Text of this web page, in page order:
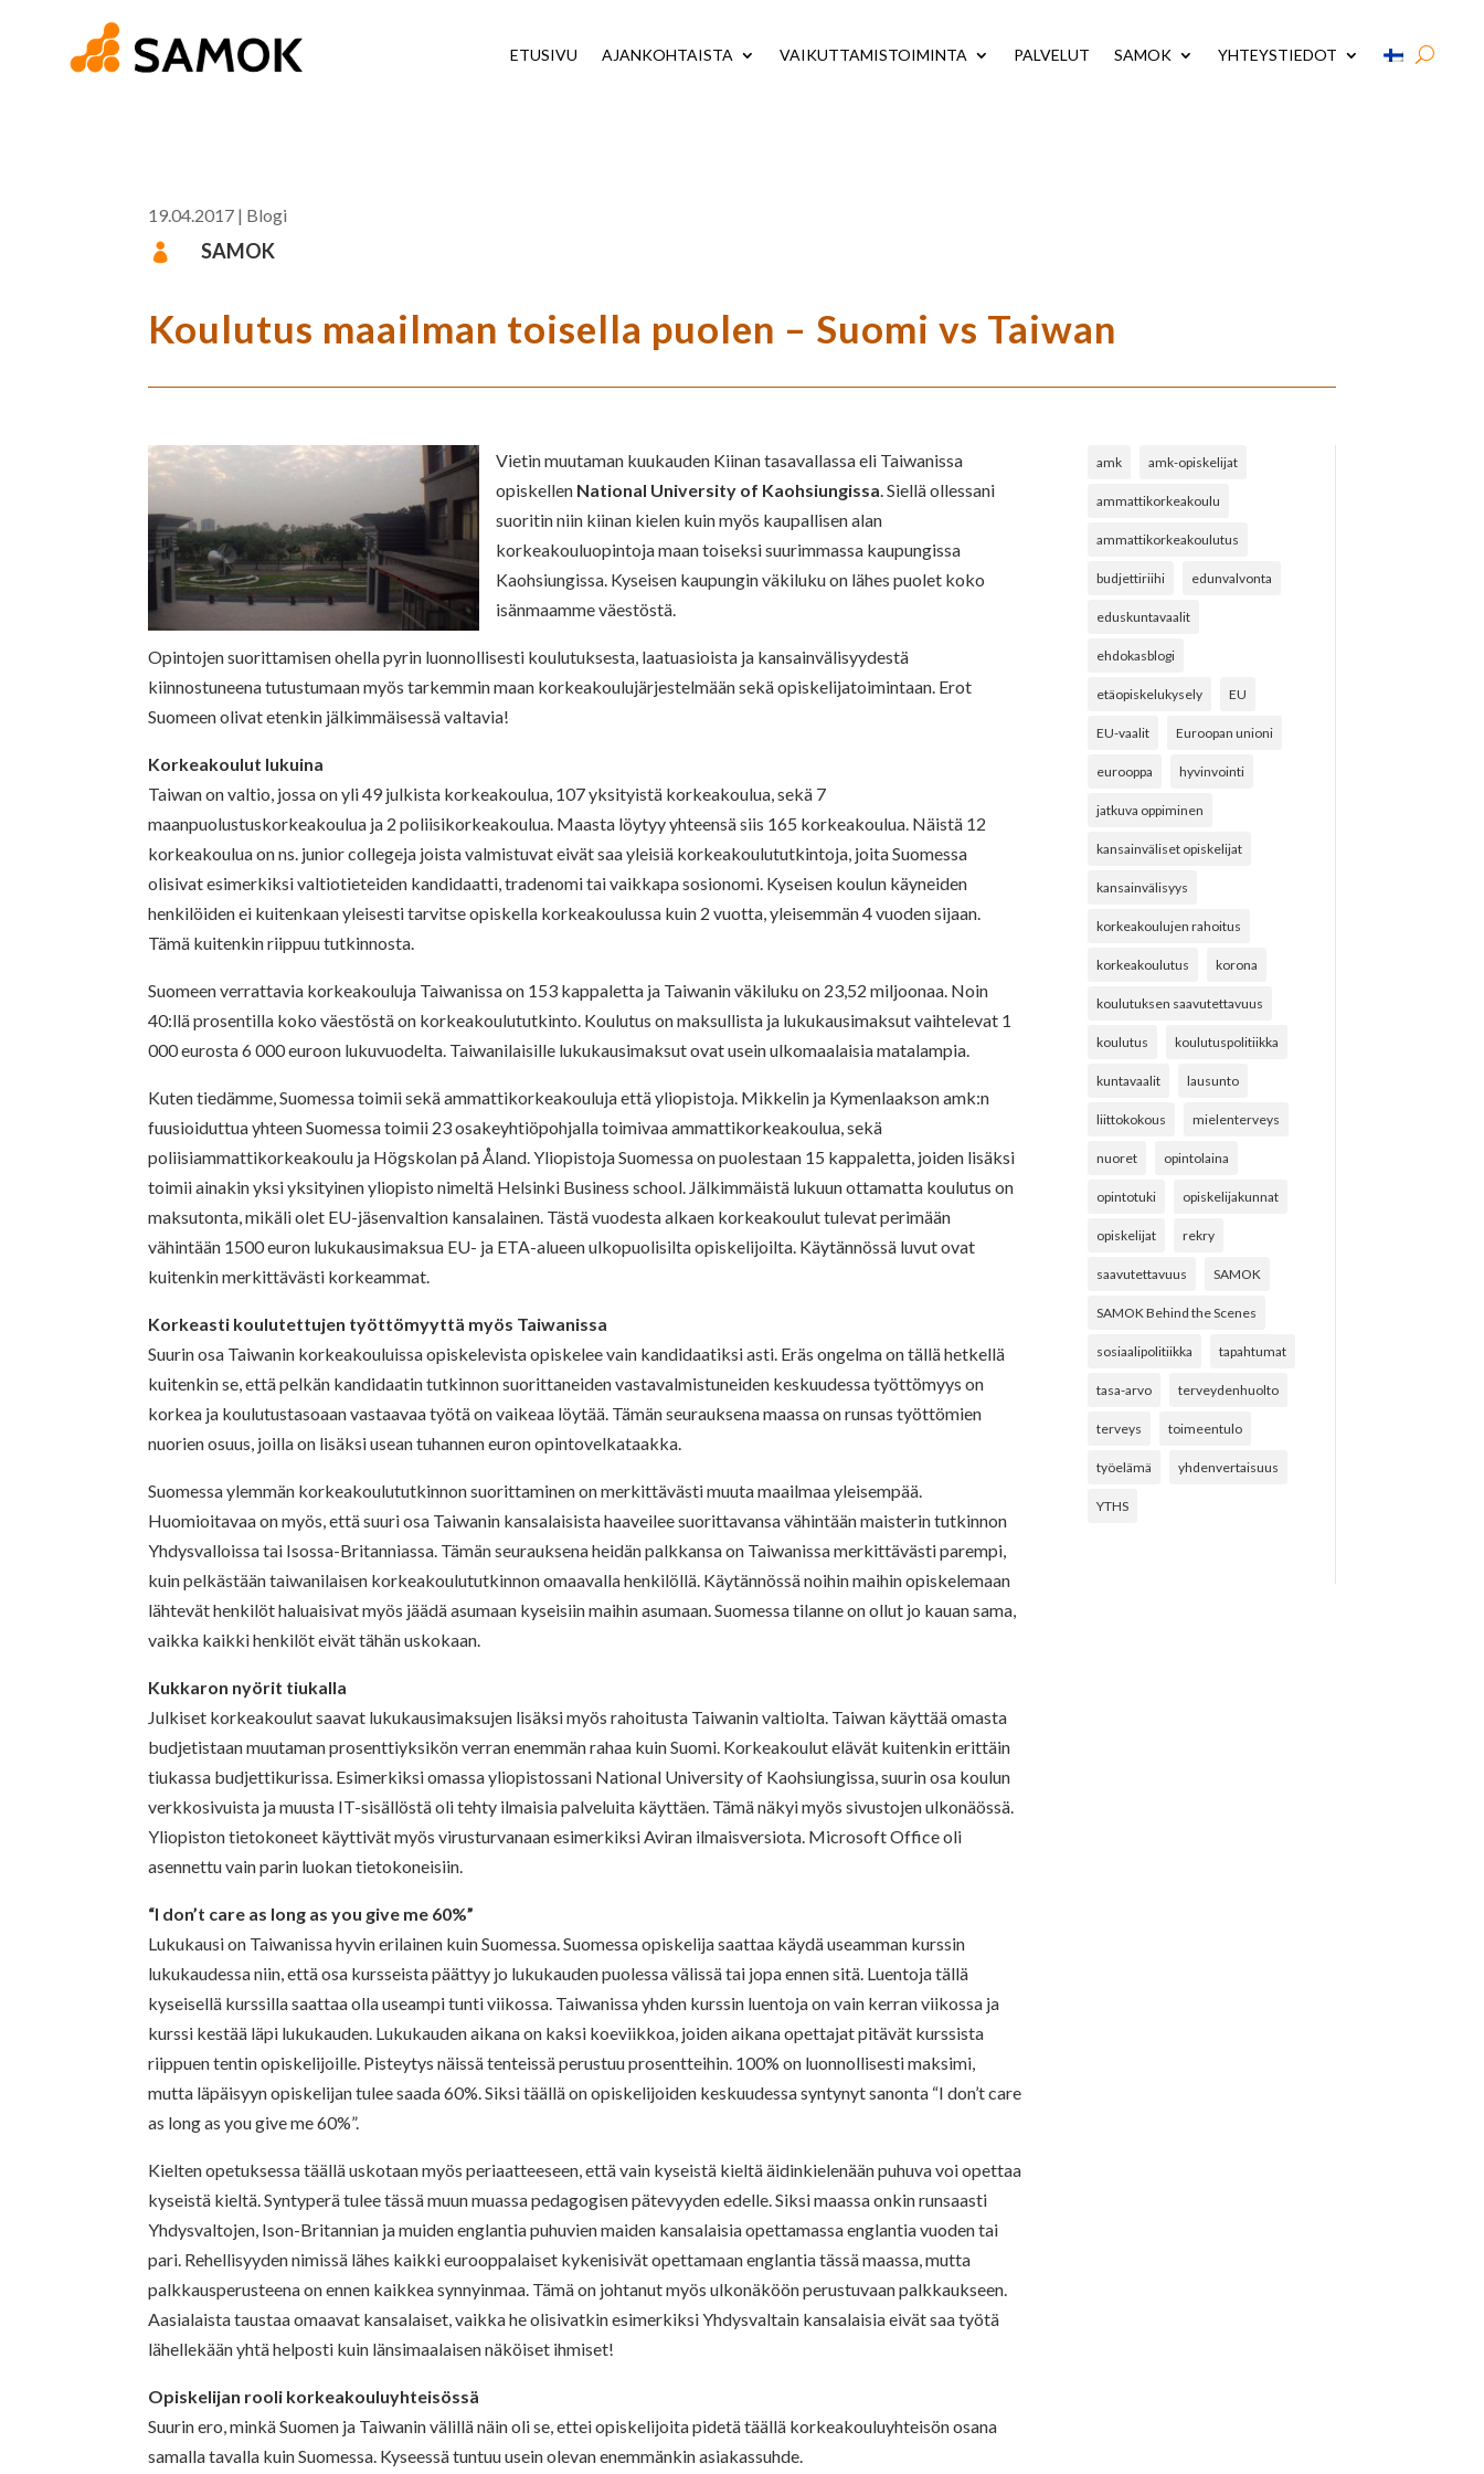
ETUSIVU AJANKOHTAISTA VAIKUTTAMISTOIMINTA PALVELUT SAMOK YHTEYSTIEDOT
19.04.2017 | Blogi
 SAMOK
Koulutus maailman toisella puolen – Suomi vs Taiwan
Vietin muutaman kuukauden Kiinan tasavallassa eli Taiwanissa
opiskellen National University of Kaohsiungissa . Siellä ollessani
suoritin niin kiinan kielen kuin myös kaupallisen alan
korkeakouluopintoja maan toiseksi suurimmassa kaupungissa
Kaohsiungissa. Kyseisen kaupungin väkiluku on lähes puolet koko
isänmaamme väestöstä.
Opintojen suorittamisen ohella pyrin luonnollisesti koulutuksesta, laatuasioista ja kansainvälisyydestä
kiinnostuneena tutustumaan myös tarkemmin maan korkeakoulujärjestelmään sekä opiskelijatoimintaan. Erot
Suomeen olivat etenkin jälkimmäisessä valtavia!
Korkeakoulut lukuina
Taiwan on valtio, jossa on yli 49 julkista korkeakoulua, 107 yksityistä korkeakoulua, sekä 7
maanpuolustuskorkeakoulua ja 2 poliisikorkeakoulua. Maasta löytyy yhteensä siis 165 korkeakoulua. Näistä 12
korkeakoulua on ns. junior collegeja joista valmistuvat eivät saa yleisiä korkeakoulututkintoja, joita Suomessa
olisivat esimerkiksi valtiotieteiden kandidaatti, tradenomi tai vaikkapa sosionomi. Kyseisen koulun käyneiden
henkilöiden ei kuitenkaan yleisesti tarvitse opiskella korkeakoulussa kuin 2 vuotta, yleisemmän 4 vuoden sijaan.
Tämä kuitenkin riippuu tutkinnosta.
Suomeen verrattavia korkeakouluja Taiwanissa on 153 kappaletta ja Taiwanin väkiluku on 23,52 miljoonaa. Noin
40:llä prosentilla koko väestöstä on korkeakoulututkinto. Koulutus on maksullista ja lukukausimaksut vaihtelevat 1
000 eurosta 6 000 euroon lukuvuodelta. Taiwanilaisille lukukausimaksut ovat usein ulkomaalaisia matalampia.
Kuten tiedämme, Suomessa toimii sekä ammattikorkeakouluja että yliopistoja. Mikkelin ja Kymenlaakson amk:n
fuusioiduttua yhteen Suomessa toimii 23 osakeyhtiöpohjalla toimivaa ammattikorkeakoulua, sekä
poliisiammattikorkeakoulu ja Högskolan på Åland. Yliopistoja Suomessa on puolestaan 15 kappaletta, joiden lisäksi
toimii ainakin yksi yksityinen yliopisto nimeltä Helsinki Business school. Jälkimmäistä lukuun ottamatta koulutus on
maksutonta, mikäli olet EU-jäsenvaltion kansalainen. Tästä vuodesta alkaen korkeakoulut tulevat perimään
vähintään 1500 euron lukukausimaksua EU- ja ETA-alueen ulkopuolisilta opiskelijoilta. Käytännössä luvut ovat
kuitenkin merkittävästi korkeammat.
Korkeasti koulutettujen työttömyyttä myös Taiwanissa
Suurin osa Taiwanin korkeakouluissa opiskelevista opiskelee vain kandidaatiksi asti. Eräs ongelma on tällä hetkellä
kuitenkin se, että pelkän kandidaatin tutkinnon suorittaneiden vastavalmistuneiden keskuudessa työttömyys on
korkea ja koulutustasoaan vastaavaa työtä on vaikeaa löytää. Tämän seurauksena maassa on runsas työttömien
nuorien osuus, joilla on lisäksi usean tuhannen euron opintovelkataakka.
Suomessa ylemmän korkeakoulututkinnon suorittaminen on merkittävästi muuta maailmaa yleisempää.
Huomioitavaa on myös, että suuri osa Taiwanin kansalaisista haaveilee suorittavansa vähintään maisterin tutkinnon
Yhdysvalloissa tai Isossa-Britanniassa. Tämän seurauksena heidän palkkansa on Taiwanissa merkittävästi parempi,
kuin pelkästään taiwanilaisen korkeakoulututkinnon omaavalla henkilöllä. Käytännössä noihin maihin opiskelemaan
lähtevät henkilöt haluaisivat myös jäädä asumaan kyseisiin maihin asumaan. Suomessa tilanne on ollut jo kauan sama,
vaikka kaikki henkilöt eivät tähän uskokaan.
Kukkaron nyörit tiukalla
Julkiset korkeakoulut saavat lukukausimaksujen lisäksi myös rahoitusta Taiwanin valtiolta. Taiwan käyttää omasta
budjetistaan muutaman prosenttiyksikön verran enemmän rahaa kuin Suomi. Korkeakoulut elävät kuitenkin erittäin
tiukassa budjettikurissa. Esimerkiksi omassa yliopistossani National University of Kaohsiungissa, suurin osa koulun
verkkosivuista ja muusta IT-sisällöstä oli tehty ilmaisia palveluita käyttäen. Tämä näkyi myös sivustojen ulkonäössä.
Yliopiston tietokoneet käyttivät myös virusturvanaan esimerkiksi Aviran ilmaisversiota. Microsoft Office oli
asennettu vain parin luokan tietokoneisiin.
“I don’t care as long as you give me 60%”
Lukukausi on Taiwanissa hyvin erilainen kuin Suomessa. Suomessa opiskelija saattaa käydä useamman kurssin
lukukaudessa niin, että osa kursseista päättyy jo lukukauden puolessa välissä tai jopa ennen sitä. Luentoja tällä
kyseisellä kurssilla saattaa olla useampi tunti viikossa. Taiwanissa yhden kurssin luentoja on vain kerran viikossa ja
kurssi kestää läpi lukukauden. Lukukauden aikana on kaksi koeviikkoa, joiden aikana opettajat pitävät kurssista
riippuen tentin opiskelijoille. Pisteytys näissä tenteissä perustuu prosentteihin. 100% on luonnollisesti maksimi,
mutta läpäisyyn opiskelijan tulee saada 60%. Siksi täällä on opiskelijoiden keskuudessa syntynyt sanonta “I don’t care
as long as you give me 60%”.
Kielten opetuksessa täällä uskotaan myös periaatteeseen, että vain kyseistä kieltä äidinkielenään puhuva voi opettaa
kyseistä kieltä. Syntyperä tulee tässä muun muassa pedagogisen pätevyyden edelle. Siksi maassa onkin runsaasti
Yhdysvaltojen, Ison-Britannian ja muiden englantia puhuvien maiden kansalaisia opettamassa englantia vuoden tai
pari. Rehellisyyden nimissä lähes kaikki eurooppalaiset kykenisivät opettamaan englantia tässä maassa, mutta
palkkausperusteena on ennen kaikkea synnyinmaa. Tämä on johtanut myös ulkonäköön perustuvaan palkkaukseen.
Aasialaista taustaa omaavat kansalaiset, vaikka he olisivatkin esimerkiksi Yhdysvaltain kansalaisia eivät saa työtä
lähellekään yhtä helposti kuin länsimaalaisen näköiset ihmiset!
Opiskelijan rooli korkeakouluyhteisössä
Suurin ero, minkä Suomen ja Taiwanin välillä näin oli se, ettei opiskelijoita pidetä täällä korkeakouluyhteisön osana
samalla tavalla kuin Suomessa. Kyseessä tuntuu usein olevan enemmänkin asiakassuhde.
amk amk-opiskelijat
ammattikorkeakoulu
ammattikorkeakoulutus
budjettiriihi edunvalvonta
eduskuntavaalit
ehdokasblogi
etäopiskelukysely EU
EU-vaalit Euroopan unioni
eurooppa hyvinvointi
jatkuva oppiminen
kansainväliset opiskelijat
kansainvälisyys
korkeakoulujen rahoitus
korkeakoulutus korona
koulutuksen saavutettavuus
koulutus koulutuspolitiikka
kuntavaalit lausunto
liittokokous mielenterveys
nuoret opintolaina
opintotuki opiskelijakunnat
opiskelijat rekry
saavutettavuus SAMOK
SAMOK Behind the Scenes
sosiaalipolitiikka tapahtumat
tasa-arvo terveydenhuolto
terveys toimeentulo
työelämä yhdenvertaisuus
YTHS